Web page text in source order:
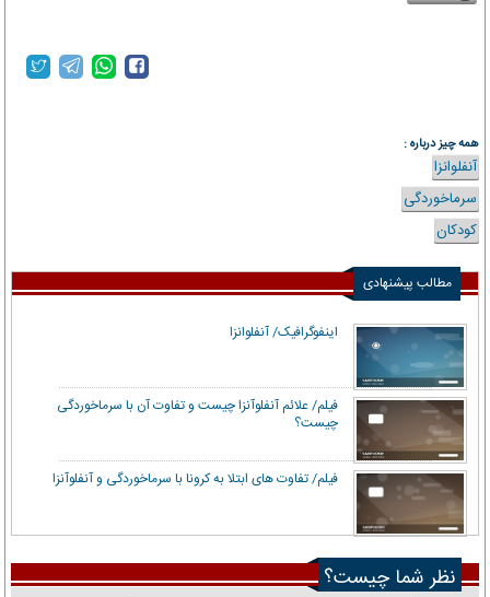
همه چیز درباره :
آنفلوانزا
سرماخوردگی
کودکان
مطالب پیشنهادی
اینفوگرافیک/ آنفلوانزا
فیلم/ علائم آنفلوآنزا چیست و تفاوت آن با سرماخوردگی
چیست؟
فیلم/ تفاوت های ابتلا به کرونا با سرماخوردگی و آنفلوآنزا
نظر شما چیست؟